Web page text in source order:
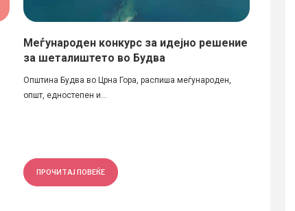
Меѓународен конкурс за идејно решение
за шеталиштето во Будва
Општина Будва во Црна Гора, распиша меѓународен,
општ, едностепен и...
ПРОЧИТАЈ ПОВЕЌЕ
Од
Вчера,
на